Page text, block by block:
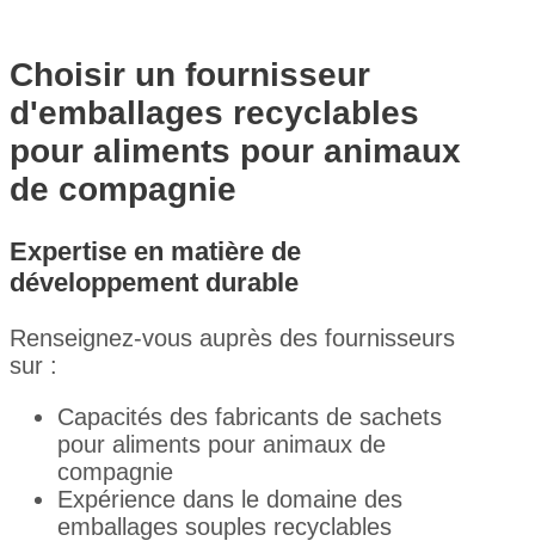
Choisir un fournisseur
d'emballages recyclables
pour aliments pour animaux
de compagnie
Expertise en matière de
développement durable
Renseignez-vous auprès des fournisseurs
sur :
Capacités des fabricants de sachets
pour aliments pour animaux de
compagnie
Expérience dans le domaine des
emballages souples recyclables